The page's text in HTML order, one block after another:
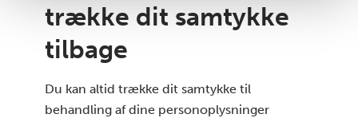
trække dit samtykke
tilbage
Du kan altid trække dit samtykke til
behandling af dine personoplysninger